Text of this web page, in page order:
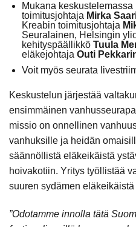
Mukana
toimitusjohtaja Mirka
Kreabin toimitusjohtaja
Seuralainen, Helsingin
kehityspäällikkö Tuula
eläkejohtaja Outi
Voit myös seurata
Keskustelun järjestää
ensimmäinen
missio on onnellinen
vanhuksille ja heidän
säännöllistä eläkeikäistä
hoivakotiin. Yritys työllistää
suuren sydämen
”Odotamme innolla tätä